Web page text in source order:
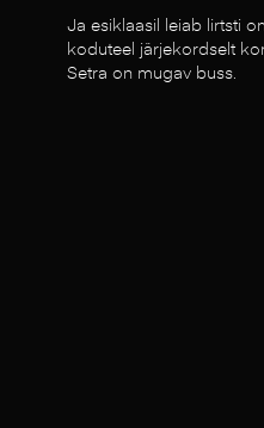
Ja esiklaasil leiab lirtsti
koduteel järjekordselt
Setra on mugav buss.